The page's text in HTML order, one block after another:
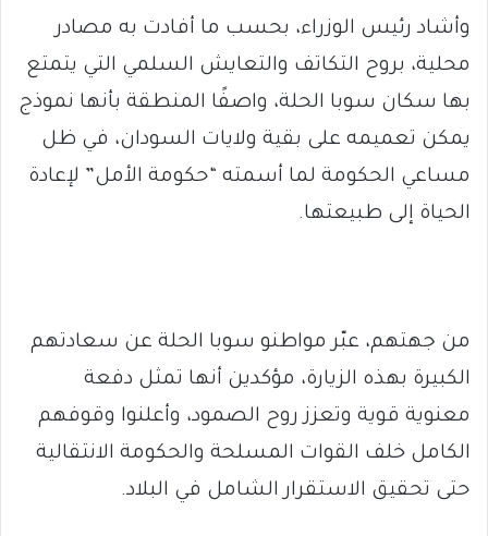
وأشاد رئيس الوزراء، بحسب ما أفادت به مصادر
محلية، بروح التكاتف والتعايش السلمي التي يتمتع
بها سكان سوبا الحلة، واصفًا المنطقة بأنها نموذج
يمكن تعميمه على بقية ولايات السودان، في ظل
مساعي الحكومة لما أسمته “حكومة الأمل” لإعادة
الحياة إلى طبيعتها.
من جهتهم، عبّر مواطنو سوبا الحلة عن سعادتهم
الكبيرة بهذه الزيارة، مؤكدين أنها تمثل دفعة
معنوية قوية وتعزز روح الصمود، وأعلنوا وقوفهم
الكامل خلف القوات المسلحة والحكومة الانتقالية
حتى تحقيق الاستقرار الشامل في البلاد.